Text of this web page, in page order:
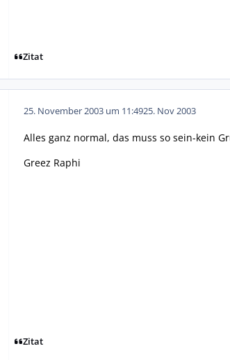
Zitat
25. November 2003 um 11:4925. Nov 2003
Alles ganz normal, das muss so sein-kein
Greez Raphi
Zitat